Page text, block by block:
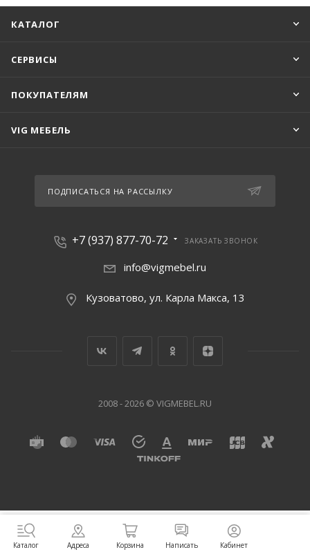
КАТАЛОГ
СЕРВИСЫ
ПОКУПАТЕЛЯМ
VIG МЕБЕЛЬ
ПОДПИСАТЬСЯ НА РАССЫЛКУ
+7 (937) 877-70-72 ЗАКАЗАТЬ ЗВОНОК
info@vigmebel.ru
Кузоватово, ул. Карла Макса, 13
2008 - 2026 © VIGMEBEL.RU
Каталог Адреса Корзина Написать Кабинет